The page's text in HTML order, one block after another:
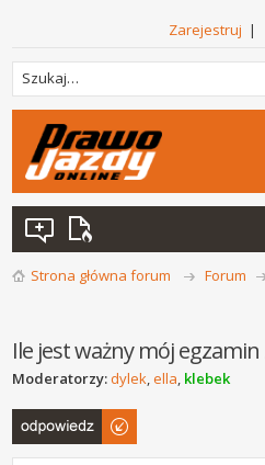
Zarejestruj |
Strona główna forum Forum
Ile jest ważny mój egzamin
Moderatorzy:dylek,ella, klebek
Odpowiedz